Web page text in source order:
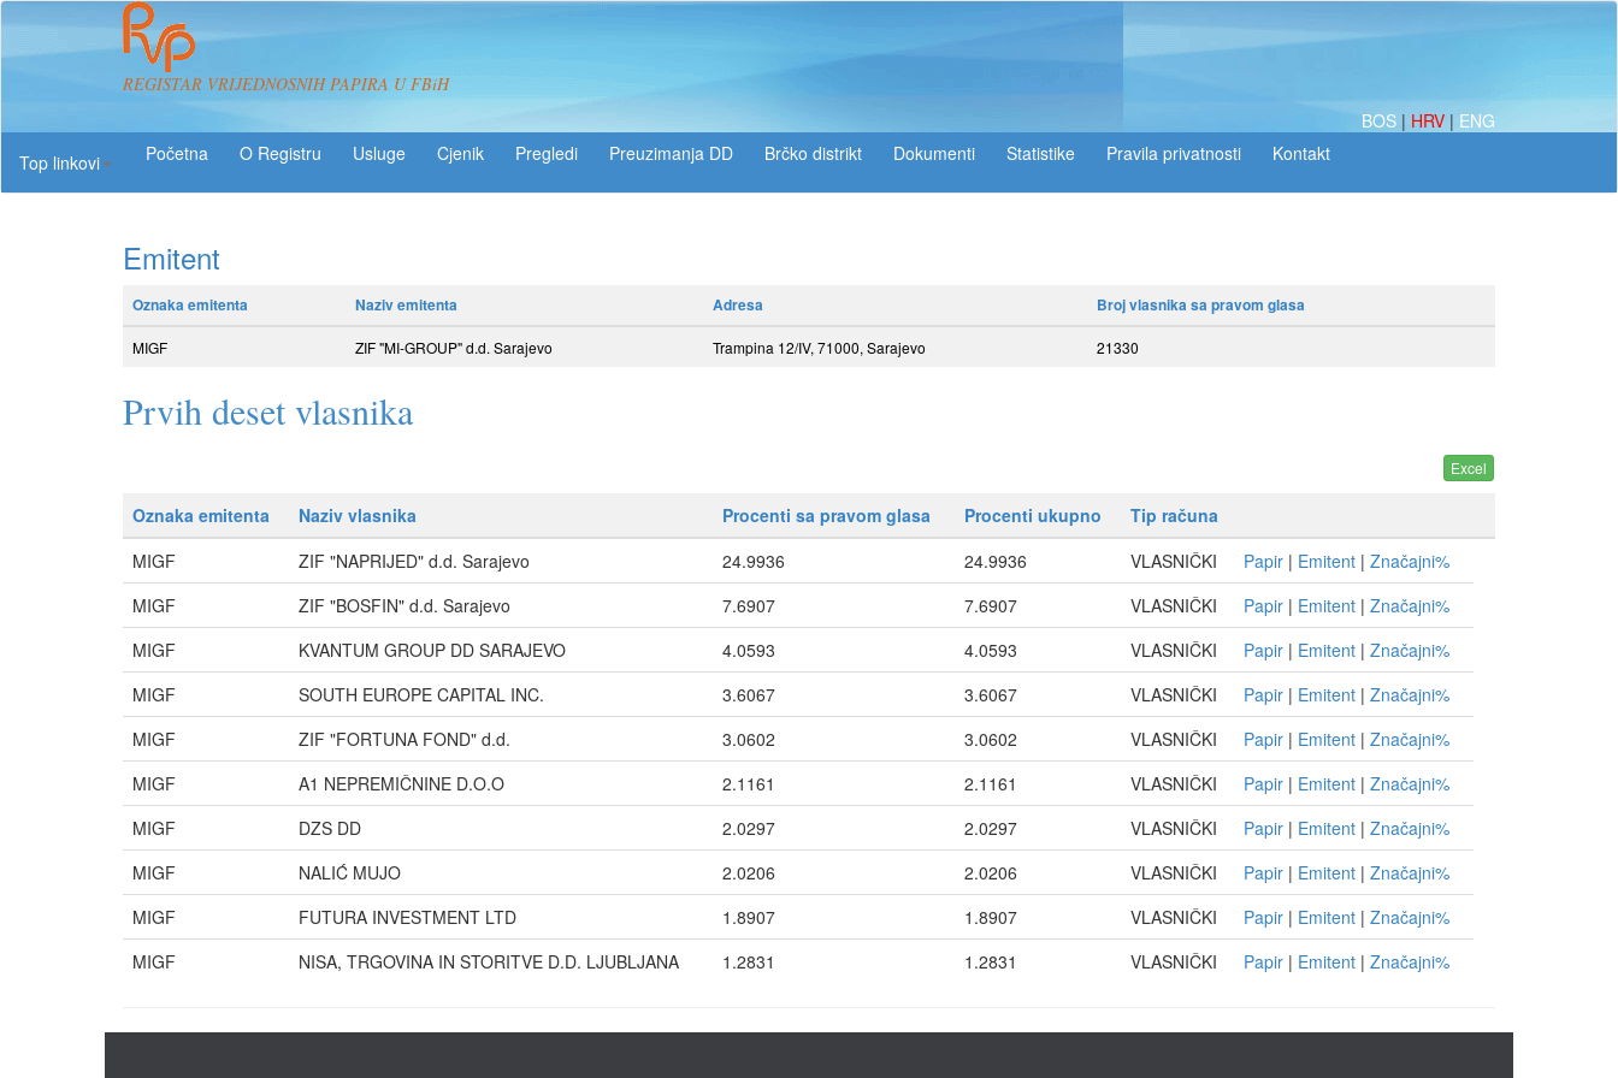
REGISTAR VRIJEDNOSNIH PAPIRA U FBiH
BOS | HRV | ENG
Top linkovi
O Registru Usluge Pregledi Preuzimanja DD Brčko distrikt Dokumenti Statistike
Emitent
Oznaka emitenta Naziv emitenta Adresa Broj vlasnika sa pravom glasa
MIGF ZIF "MI-GROUP" d.d. Sarajevo Trampina 12/IV, 71000, Sarajevo 21330
Prvih deset vlasnika
Oznaka emitenta Naziv vlasnika Procenti sa pravom glasa Procenti ukupno
Tip računa
MIGF
ZIF "NAPRIJED" d.d. Sarajevo 24.9936 24.9936 VLASNIČKI Papir | Emitent | Značajni%
MIGF
ZIF "BOSFIN" d.d. Sarajevo 7.6907 7.6907 VLASNIČKI Papir | Emitent | Značajni%
MIGF
KVANTUM GROUP DD SARAJEVO 4.0593 4.0593 VLASNIČKI Papir | Emitent | Značajni%
MIGF
SOUTH EUROPE CAPITAL INC. 3.6067 3.6067 VLASNIČKI Papir | Emitent | Značajni%
MIGF
ZIF "FORTUNA FOND" d.d. 3.0602 3.0602 VLASNIČKI Papir | Emitent | Značajni%
MIGF
A1 NEPREMIČNINE D.O.O 2.1161 2.1161 VLASNIČKI Papir | Emitent | Značajni%
MIGF
DZS DD 2.0297 2.0297 VLASNIČKI Papir | Emitent | Značajni%
MIGF
NALIĆ MUJO 2.0206 2.0206 VLASNIČKI Papir | Emitent | Značajni%
MIGF
FUTURA INVESTMENT LTD 1.8907 1.8907 VLASNIČKI Papir | Emitent | Značajni%
MIGF
NISA, TRGOVINA IN STORITVE D.D. LJUBLJANA 1.2831 1.2831 VLASNIČKI Papir | Emitent | Značajni%